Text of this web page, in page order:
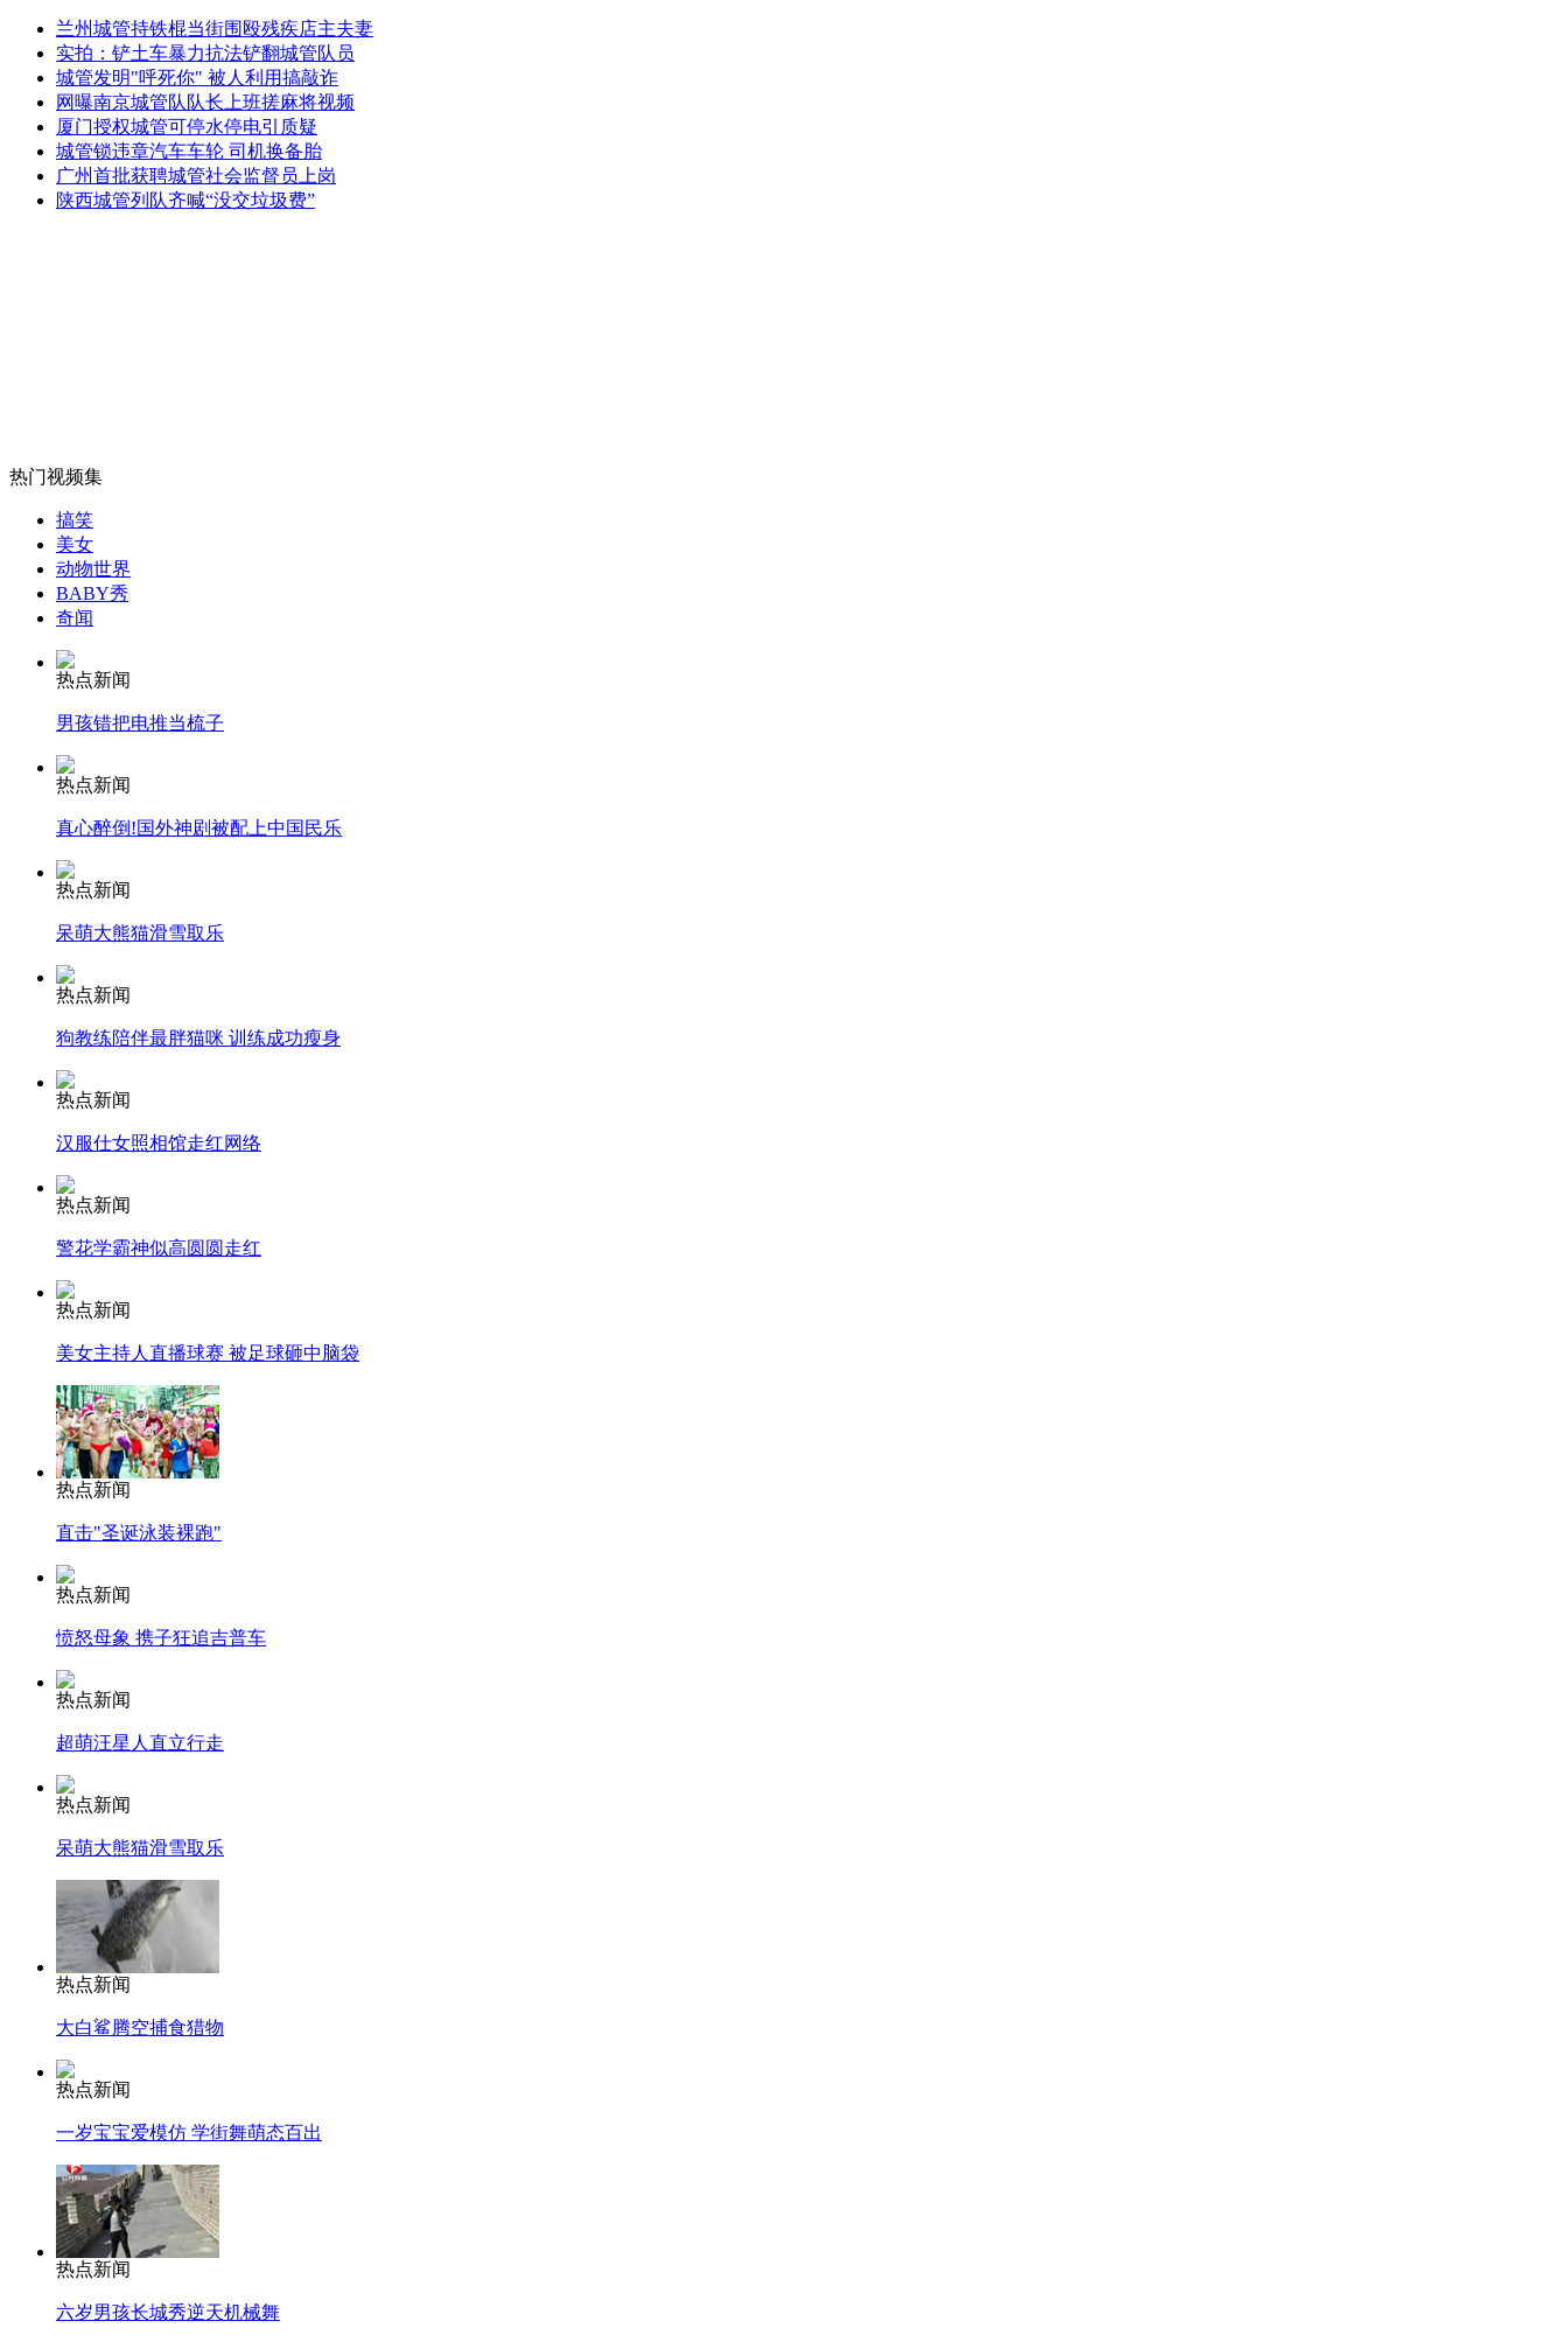
罚款花样翻新 信阳出手超载"月票"
山西运城恶犬咬伤多人 警民合力深夜将其击毙
安徽一实载49人客车翻车
走！跟着总书记去植树
消防员救轻生者 花炮节热闹非凡 减压"枕头大战"
纽约上演“枕头大战”
司机酒驾遇交警 急速倒车逃窜
兰州城管持铁棍当街围殴残疾店主夫妻
实拍：铲土车暴力抗法铲翻城管队员
城管发明"呼死你" 被人利用搞敲诈
网曝南京城管队队长上班搓麻将视频
厦门授权城管可停水停电引质疑
城管锁违章汽车车轮 司机换备胎
广州首批获聘城管社会监督员上岗
陕西城管列队齐喊“没交垃圾费”
热门视频集
搞笑
美女
动物世界
BABY秀
奇闻
热点新闻
男孩错把电推当梳子
热点新闻
真心醉倒!国外神剧被配上中国民乐
热点新闻
呆萌大熊猫滑雪取乐
热点新闻
狗教练陪伴最胖猫咪 训练成功瘦身
热点新闻
汉服仕女照相馆走红网络
热点新闻
警花学霸神似高圆圆走红
热点新闻
美女主持人直播球赛 被足球砸中脑袋
热点新闻
直击"圣诞泳装裸跑"
热点新闻
愤怒母象 携子狂追吉普车
热点新闻
超萌汪星人直立行走
热点新闻
呆萌大熊猫滑雪取乐
热点新闻
大白鲨腾空捕食猎物
热点新闻
一岁宝宝爱模仿 学街舞萌态百出
热点新闻
六岁男孩长城秀逆天机械舞